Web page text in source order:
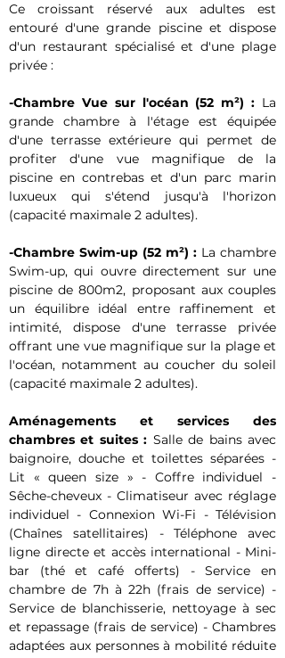
Ce croissant réservé aux adultes est
entouré d'une grande piscine et dispose
d'un restaurant spécialisé et d'une plage
privée :
-Chambre Vue sur l'océan (52 m²) : La
grande chambre à l'étage est équipée
d'une terrasse extérieure qui permet de
profiter d'une vue magnifique de la
piscine en contrebas et d'un parc marin
luxueux qui s'étend jusqu'à l'horizon
(capacité maximale 2 adultes).
-Chambre Swim-up (52 m²) : La chambre
Swim-up, qui ouvre directement sur une
piscine de 800m2, proposant aux couples
un équilibre idéal entre raffinement et
intimité, dispose d'une terrasse privée
offrant une vue magnifique sur la plage et
l'océan, notamment au coucher du soleil
(capacité maximale 2 adultes).
Aménagements et services des
chambres et suites : Salle de bains avec
baignoire, douche et toilettes séparées -
Lit « queen size » - Coffre individuel -
Sêche-cheveux - Climatiseur avec réglage
individuel - Connexion Wi-Fi - Télévision
(Chaînes satellitaires) - Téléphone avec
ligne directe et accès international - Mini-
bar (thé et café offerts) - Service en
chambre de 7h à 22h (frais de service) -
Service de blanchisserie, nettoyage à sec
et repassage (frais de service) - Chambres
adaptées aux personnes à mobilité réduite